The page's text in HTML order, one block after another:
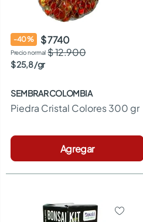
-40%
$ 7740
$ 12.900
$25,8/gr
SEMBRAR COLOMBIA
Piedra Cristal Colores 300 gr
Agregar